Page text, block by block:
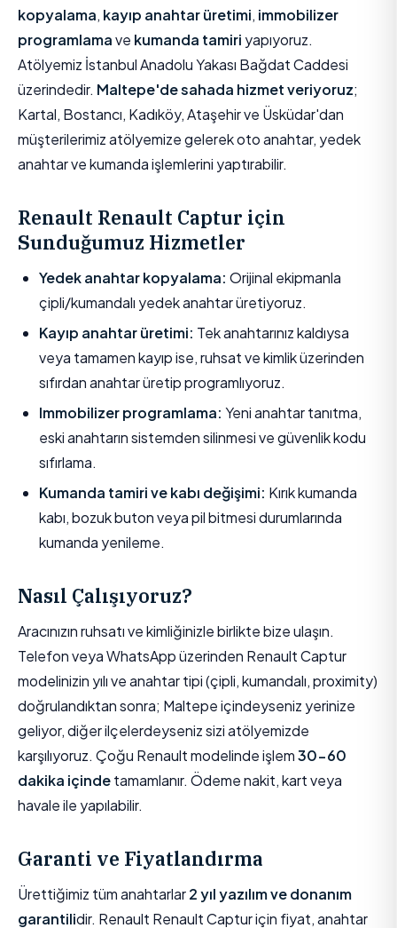
kopyalama, kayıp anahtar üretimi, immobilizer
programlamave kumanda tamiri yapıyoruz.
Atölyemiz İstanbul Anadolu Yakası Bağdat Caddesi
üzerindedir. Maltepe'de sahada hizmet veriyoruz;
Kartal, Bostancı, Kadıköy, Ataşehir ve Üsküdar'dan
müşterilerimiz atölyemize gelerek oto anahtar, yedek
anahtar ve kumanda işlemlerini yaptırabilir.
Renault Renault Captur için
Sunduğumuz Hizmetler
Yedek anahtar kopyalama: Orijinal ekipmanla
çipli/kumandalı yedek anahtar üretiyoruz.
Kayıp anahtar üretimi: Tek anahtarınız kaldıysa
veya tamamen kayıp ise, ruhsat ve kimlik üzerinden
sıfırdan anahtar üretip programlıyoruz.
Immobilizer programlama: Yeni anahtar tanıtma,
eski anahtarın sistemden silinmesi ve güvenlik kodu
sıfırlama.
Kumanda tamiri ve kabı değişimi: Kırık kumanda
kabı, bozuk buton veya pil bitmesi durumlarında
kumanda yenileme.
Nasıl Çalışıyoruz?
Aracınızın ruhsatı ve kimliğinizle birlikte bize ulaşın.
Telefon veya WhatsApp üzerinden Renault Captur
modelinizin yılı ve anahtar tipi (çipli, kumandalı, proximity)
doğrulandıktan sonra; Maltepe içindeyseniz yerinize
geliyor, diğer ilçelerdeyseniz sizi atölyemizde
karşılıyoruz. Çoğu Renault modelinde işlem30-60
dakika içindetamamlanır. Ödeme nakit, kart veya
havale ile yapılabilir.
Garanti ve Fiyatlandırma
Ürettiğimiz tüm anahtarlar2 yıl yazılım ve donanım
garantilidir. Renault Renault Captur için fiyat, anahtar